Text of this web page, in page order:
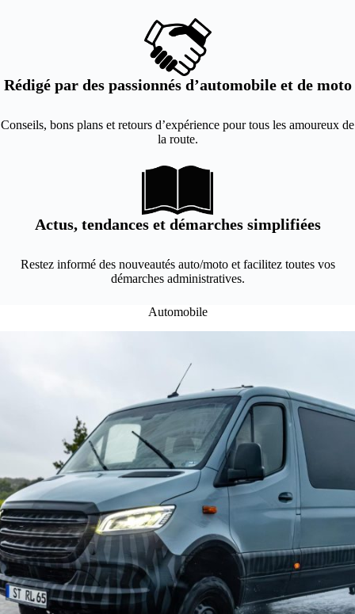
Rédigé par des passionnés d’automobile et de moto
Conseils, bons plans et retours d’expérience pour tous les amoureux de
la route.
Actus, tendances et démarches simplifiées
Restez informé des nouveautés auto/moto et facilitez toutes vos
démarches administratives.
Automobile